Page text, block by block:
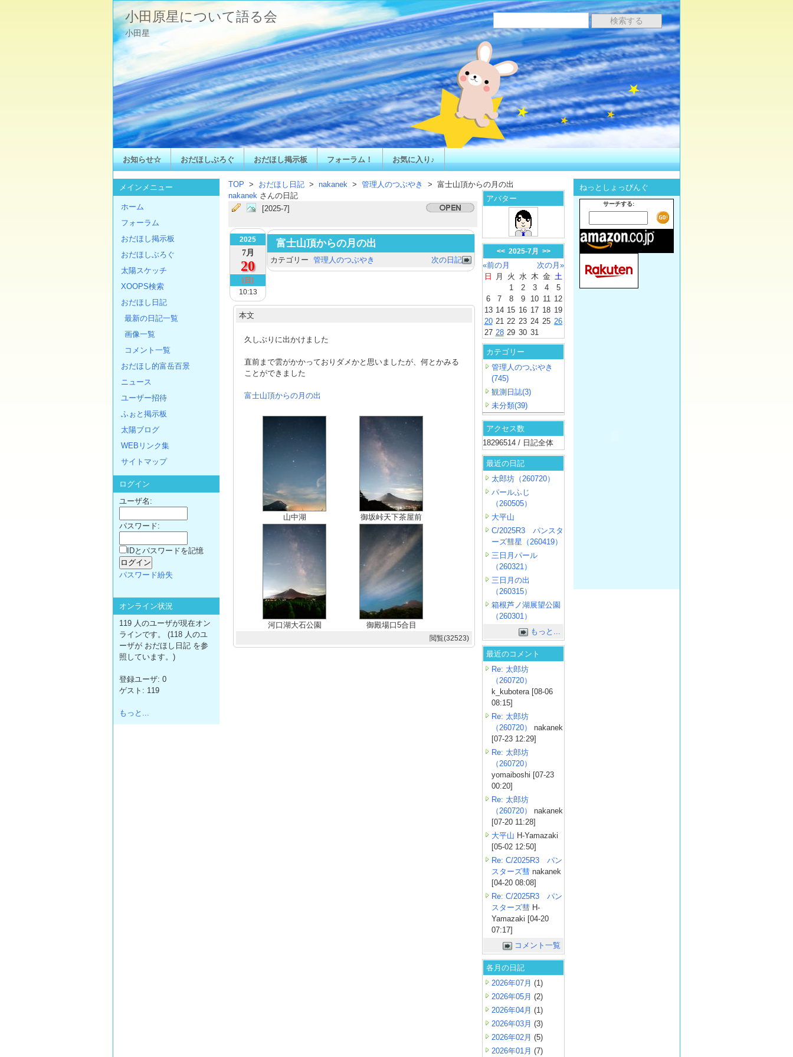
小田原星について語る会
小田星
お知らせ☆ おだほしぶろぐ おだほし掲示板 フォーラム！ お気に入り♪
TOP > おだほし日記 > nakanek > 管理人のつぶやき
> 富士山頂からの月の出
nakanek さんの日記
[2025-7]
2025
7月
20
(日)
10:13
富士山頂からの月の出
次の日記
カテゴリー 管理人のつぶやき
本文
久しぶりに出かけました
直前まで雲がかかっておりダメかと思いましたが、何とかみる
ことができました
富士山頂からの月の出
山中湖 御坂峠天下茶屋前
河口湖大石公園 御殿場口5合目
閲覧(32523)
アバター
<< 2025-7月 >>
«前の月
次の月»
日
月 火 水 木 金 土
1
2 3 4
5
6
7 8 9 10 11 12
13 14 15 16 17 18 19
20 21 22 23 24 25 26
27 28 29 30 31
カテゴリー
管理人のつぶやき
(745)
観測日誌(3)
未分類(39)
アクセス数
18296514 / 日記全体
最近の日記
太郎坊（260720）
パールふじ
（260505）
大平山
C/2025R3 パンスタ
ーズ彗星（260419）
三日月パール
（260321）
三日月の出
（260315）
箱根芦ノ湖展望公園
（260301）
もっと...
最近のコメント
Re: 太郎坊
（260720）
k_kubotera [08-06
08:15]
Re: 太郎坊
（260720）
nakanek
[07-23 12:29]
Re: 太郎坊
（260720）
yomaiboshi [07-23
00:20]
Re: 太郎坊
（260720）
nakanek
[07-20 11:28]
大平山 H-Yamazaki
[05-02 12:50]
Re: C/2025R3 パン
スターズ彗 nakanek
[04-20 08:08]
Re: C/2025R3 パン
スターズ彗 H-
Yamazaki [04-20
07:17]
コメント一覧
各月の日記
2026年07月 (1)
2026年05月 (2)
2026年04月 (1)
2026年03月 (3)
2026年02月 (5)
2026年01月 (7)
メインメニュー
ホーム
フォーラム
おだほし掲示板
おだほしぶろぐ
太陽スケッチ
XOOPS検索
おだほし日記
最新の日記一覧
画像一覧
コメント一覧
おだほし的富岳百景
ニュース
ユーザー招待
ふぉと掲示板
太陽ブログ
WEBリンク集
サイトマップ
ログイン
ユーザ名:
パスワード:
IDとパスワードを記憶
パスワード紛失
オンライン状況
119 人のユーザが現在オン
ラインです。 (118 人のユ
ーザが おだほし日記 を参
照しています。)
登録ユーザ: 0
ゲスト: 119
もっと...
ねっとしょっぴんぐ
サーチする: